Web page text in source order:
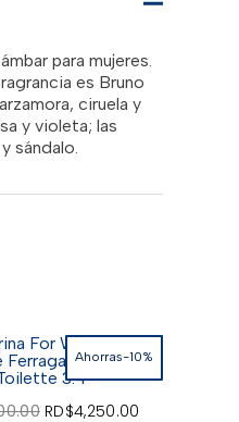
para mujeres.
es Bruno
ciruela y
y violeta; las
sándalo.
Ahorras-10%
El
RD$4,250.00